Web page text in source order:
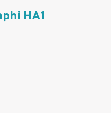
HA1